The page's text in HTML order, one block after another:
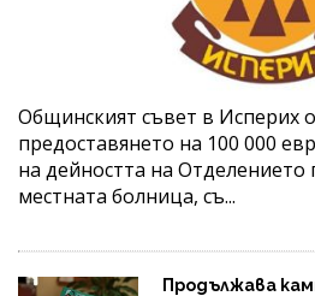
Общинският съвет в Исперих
предоставянето на 100 000
на дейността на
местната болница, съ...
Продължава